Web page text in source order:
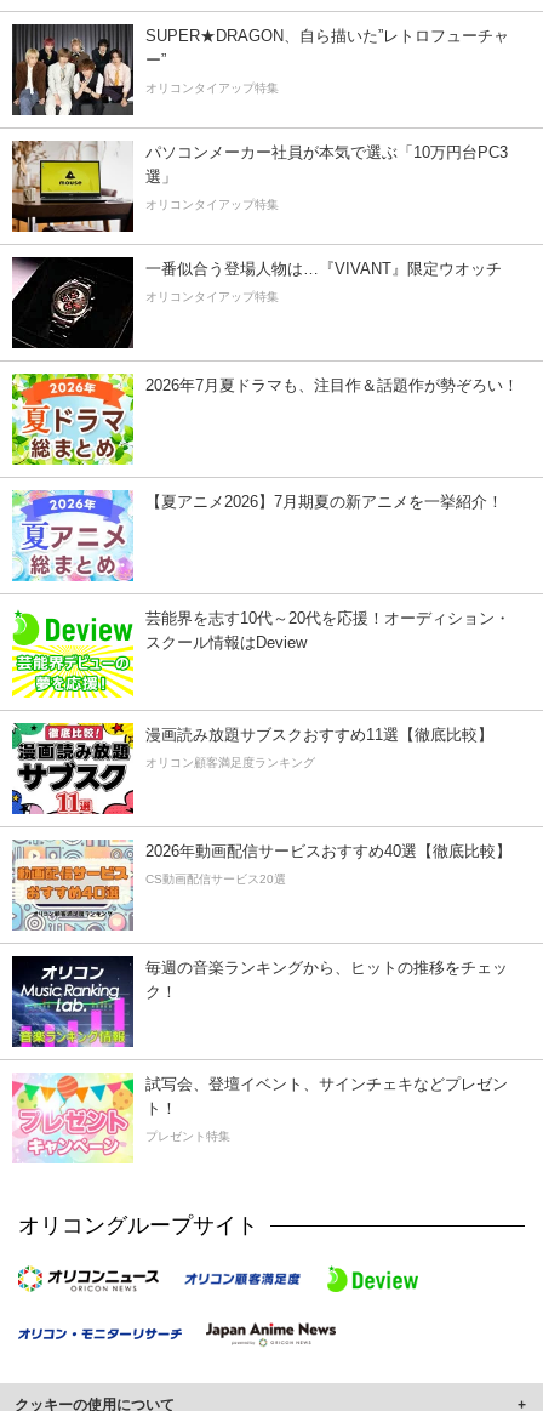
SUPER★DRAGON、自ら描いた”レトロフューチャ
ー”
オリコンタイアップ特集
パソコンメーカー社員が本気で選ぶ「10万円台PC3
選」
オリコンタイアップ特集
一番似合う登場人物は…『VIVANT』限定ウオッチ
オリコンタイアップ特集
2026年7月夏ドラマも、注目作＆話題作が勢ぞろい！
【夏アニメ2026】7月期夏の新アニメを一挙紹介！
芸能界を志す10代～20代を応援！オーディション・
スクール情報はDeview
漫画読み放題サブスクおすすめ11選【徹底比較】
オリコン顧客満足度ランキング
2026年動画配信サービスおすすめ40選【徹底比較】
CS動画配信サービス20選
毎週の音楽ランキングから、ヒットの推移をチェッ
ク！
試写会、登壇イベント、サインチェキなどプレゼン
ト！
プレゼント特集
オリコングループサイト
クッキーの使用について